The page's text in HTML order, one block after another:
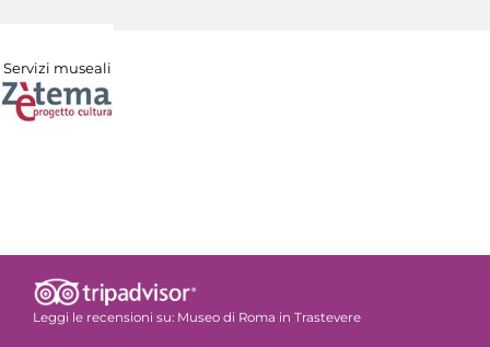
Servizi museali
Leggi le recensioni su: Museo di Roma in Trastevere